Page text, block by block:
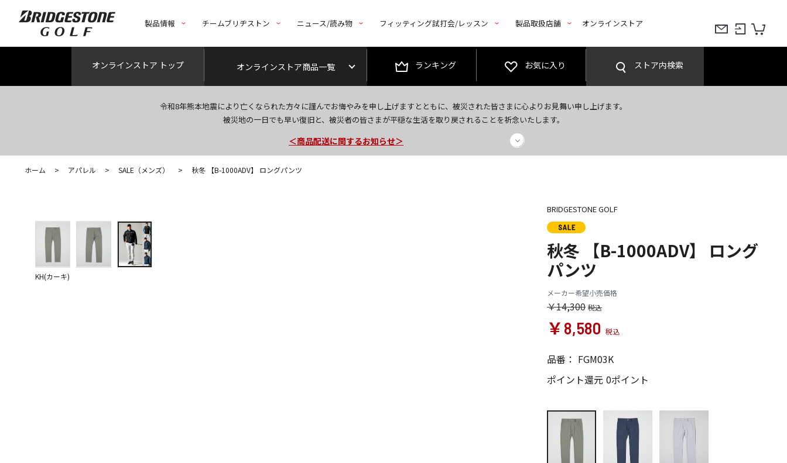
製品情報 チームブリヂストン ニュース/読み物 フィッティング試打会/レッスン 製品取扱店舗 オンラインストア
オンラインストア トップ オンラインストア商品一覧 ランキング お気に入り ストア内検索
令和8年熊本地震により亡くなられた方々に謹んでお悔やみを申し上げますとともに、被災された皆さまに心よりお見舞い申し上げます。
被災地の一日でも早い復旧と、被災者の皆さまが平穏な生活を取り戻されることを祈念いたします。
＜商品配送に関するお知らせ＞
＜夏季休暇中のご注文・発送・お問い合わせ＞
ホーム > アパレル > SALE（メンズ） > 秋冬 【B-1000ADV】 ロングパンツ
KH(カーキ)
BRIDGESTONE GOLF
秋冬 【B-1000ADV】 ロング
パンツ
メーカー希望小売価格
￥14,300
￥8,580
品番： FGM03K
ポイント還元 0ポイント